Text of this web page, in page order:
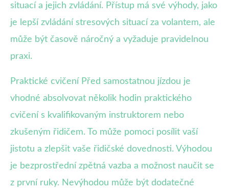
situací a jejich zvládání. Přístup má své výhody, jako
je lepší zvládání stresových situací za volantem, ale
může být časově náročný a vyžaduje pravidelnou
praxi.
Praktické cvičení Před samostatnou jízdou je
vhodné absolvovat několik hodin praktického
cvičení s kvalifikovaným instruktorem nebo
zkušeným řidičem. To může pomoci posílit vaší
jistotu a zlepšit vaše řidičské dovednosti. Výhodou
je bezprostřední zpětná vazba a možnost naučit se
z první ruky. Nevýhodou může být dodatečné